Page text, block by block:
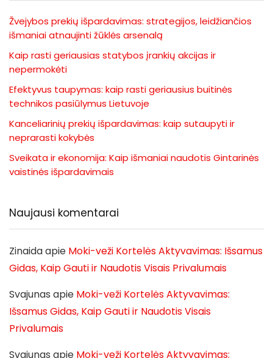
Žvejybos prekių išpardavimas: strategijos, leidžiančios
išmaniai atnaujinti žūklės arsenalą
Kaip rasti geriausias statybos įrankių akcijas ir
nepermokėti
Efektyvus taupymas: kaip rasti geriausius buitinės
technikos pasiūlymus Lietuvoje
Kanceliarinių prekių išpardavimas: kaip sutaupyti ir
neprarasti kokybės
Sveikata ir ekonomija: Kaip išmaniai naudotis Gintarinės
vaistinės išpardavimais
Naujausi komentarai
Zinaidaapie Moki-veži Kortelės Aktyvavimas: Išsamus
Gidas, Kaip Gauti ir Naudotis Visais Privalumais
Svajunas apie Moki-veži Kortelės Aktyvavimas:
Išsamus Gidas, Kaip Gauti ir Naudotis Visais
Privalumais
Svajunas apie Moki-veži Kortelės Aktyvavimas: